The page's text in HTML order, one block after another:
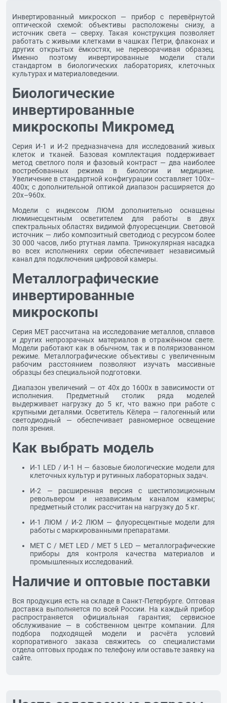
Инвертированный микроскоп — прибор с перевёрнутой
оптической схемой: объективы расположены снизу, а
источник света — сверху. Такая конструкция позволяет
работать с живыми клетками в чашках Петри, флаконах и
других открытых ёмкостях, не переворачивая образец.
Именно поэтому инвертированные модели стали
стандартом в биологических лабораториях, клеточных
культурах и материаловедении.
Биологические
инвертированные
микроскопы Микромед
Серия И-1 и И-2 предназначена для исследований живых
клеток и тканей. Базовая комплектация поддерживает
метод светлого поля и фазовый контраст — два наиболее
востребованных режима в биологии и медицине.
Увеличение в стандартной конфигурации составляет 100х–
400х; с дополнительной оптикой диапазон расширяется до
20х–960х.
Модели с индексом ЛЮМ дополнительно оснащены
люминесцентным осветителем для работы в двух
спектральных областях видимой флуоресценции. Световой
источник — либо композитный светодиод с ресурсом более
30 000 часов, либо ртутная лампа. Тринокулярная насадка
во всех исполнениях серии обеспечивает независимый
канал для подключения цифровой камеры.
Металлографические
инвертированные
микроскопы
Серия МЕТ рассчитана на исследование металлов, сплавов
и других непрозрачных материалов в отражённом свете.
Модели работают как в обычном, так и в поляризованном
режиме. Металлографические объективы с увеличенным
рабочим расстоянием позволяют изучать массивные
образцы без специальной подготовки.
Диапазон увеличений — от 40х до 1600х в зависимости от
исполнения. Предметный столик ряда моделей
выдерживает нагрузку до 5 кг, что важно при работе с
крупными деталями. Осветитель Кёлера — галогенный или
светодиодный — обеспечивает равномерное освещение
поля зрения.
Как выбрать модель
И-1 LED / И-1 Н — базовые биологические модели для
клеточных культур и рутинных лабораторных задач.
И-2 — расширенная версия с шестипозиционным
револьвером и независимым каналом камеры;
предметный столик рассчитан на нагрузку до 5 кг.
И-1 ЛЮМ / И-2 ЛЮМ — флуоресцентные модели для
работы с маркированными препаратами.
МЕТ С / МЕТ LED / МЕТ 5 LED — металлографические
приборы для контроля качества материалов и
промышленных исследований.
Наличие и оптовые поставки
Вся продукция есть на складе в Санкт-Петербурге. Оптовая
доставка выполняется по всей России. На каждый прибор
распространяется официальная гарантия; сервисное
обслуживание — в собственном центре компании. Для
подбора подходящей модели и расчёта условий
корпоративного заказа свяжитесь со специалистами
отдела оптовых продаж по телефону или оставьте заявку на
сайте.